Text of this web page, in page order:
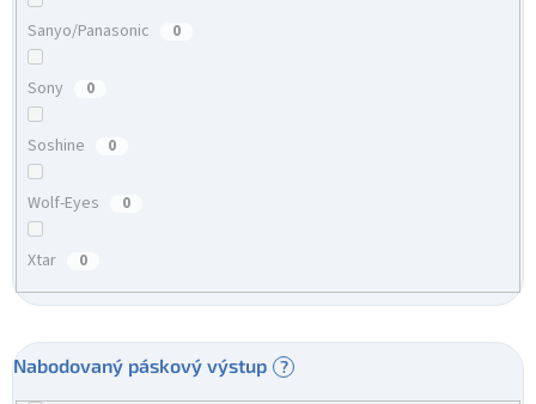
Sanyo/Panasonic 0
Sony 0
Soshine 0
Wolf-Eyes 0
Xtar 0
Nabodovaný páskový výstup ?